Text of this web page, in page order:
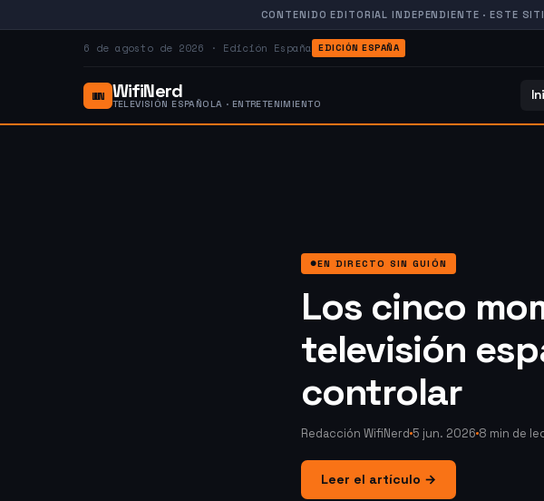
CONTENIDO EDITORIAL INDEPENDIENTE · ESTE
6 de agosto de 2026 · Edición España EDICIÓN ESPAÑA
WN WifiNerd
TELEVISIÓN ESPAÑOLA · ENTRETENIMIENTO
EN DIRECTO SIN GUIÓN
Los cinco
televisión
controlar
Redacción WifiNerd 5 jun. 2026 8 min de
Leer el artículo →